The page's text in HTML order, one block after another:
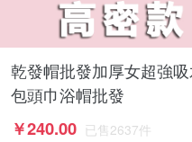
乾發帽批發加厚女超強
包頭巾浴帽批發
￥240.00 已售 2637件